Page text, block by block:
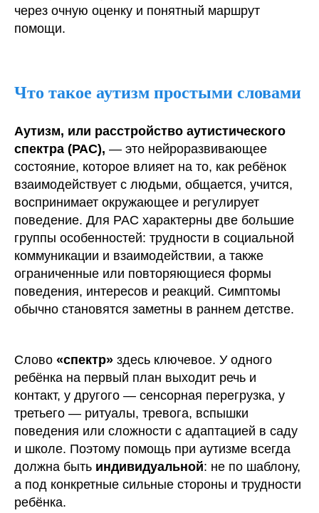
через очную оценку и понятный маршрут
помощи.
Что такое аутизм простыми словами
Аутизм, или расстройство аутистического
спектра (РАС), — это нейроразвивающее
состояние, которое влияет на то, как ребёнок
взаимодействует с людьми, общается, учится,
воспринимает окружающее и регулирует
поведение. Для РАС характерны две большие
группы особенностей: трудности в социальной
коммуникации и взаимодействии, а также
ограниченные или повторяющиеся формы
поведения, интересов и реакций. Симптомы
обычно становятся заметны в раннем детстве.
Слово «спектр» здесь ключевое. У одного
ребёнка на первый план выходит речь и
контакт, у другого — сенсорная перегрузка, у
третьего — ритуалы, тревога, вспышки
поведения или сложности с адаптацией в саду
и школе. Поэтому помощь при аутизме всегда
должна быть индивидуальной: не по шаблону,
а под конкретные сильные стороны и трудности
ребёнка.